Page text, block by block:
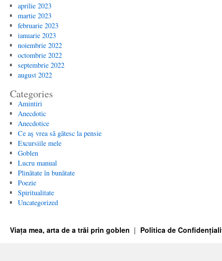
aprilie 2023
martie 2023
februarie 2023
ianuarie 2023
noiembrie 2022
octombrie 2022
septembrie 2022
august 2022
Categories
Amintiri
Anecdotic
Anecdotice
Ce aș vrea să gătesc la pensie
Excursiile mele
Goblen
Lucru manual
Plinătate în bunătate
Poezie
Spiritualitate
Uncategorized
Viața mea, arta de a trăi prin goblen Politica de